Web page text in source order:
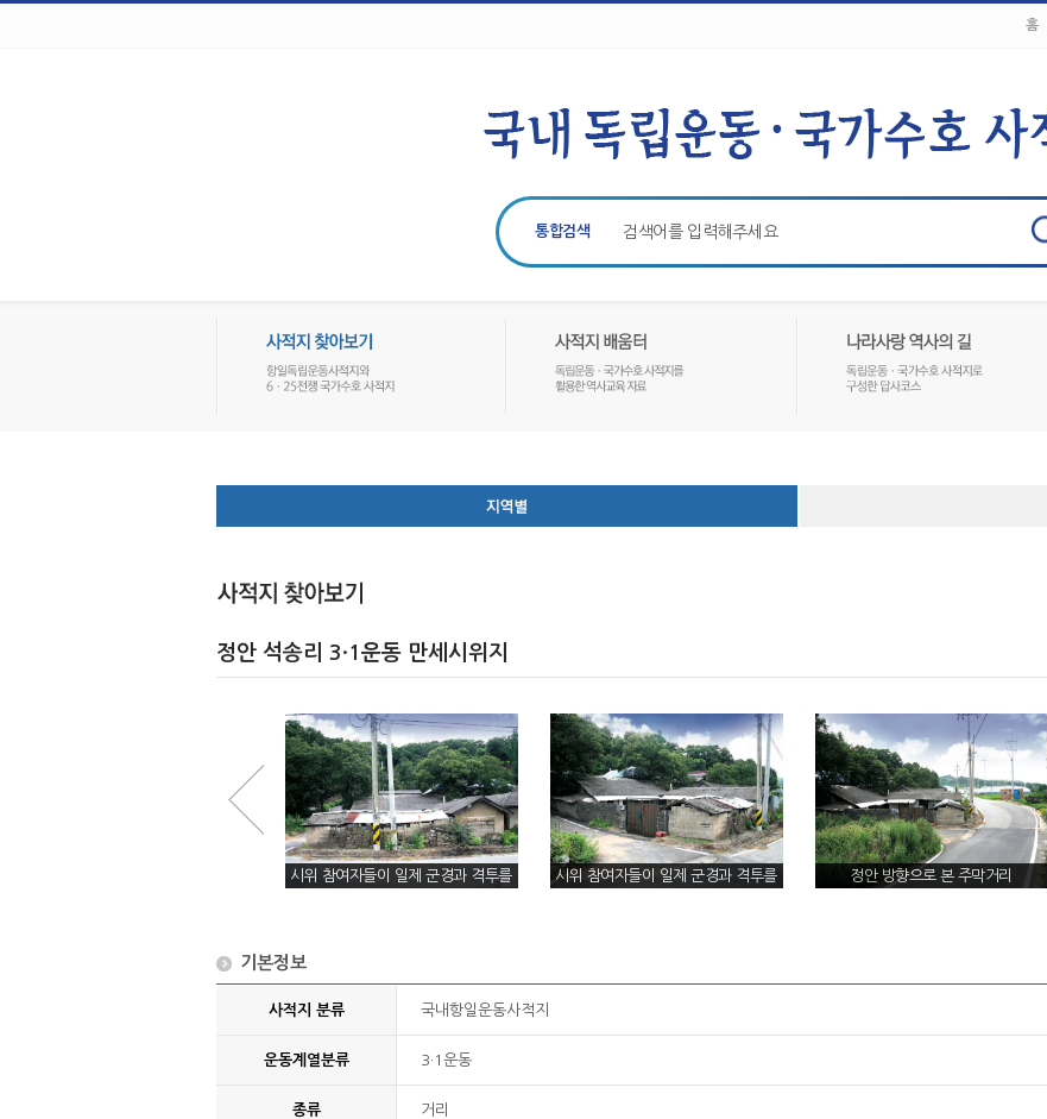
홈
통합검색
정안 석송리 3·1운동 만세시위지
시위 참여자들이 일제 군경과 격투를
시위 참여자들이 일제 군경과 격투를
정안 방향으로 본 주막거리
기본정보
사적지 분류 국내항일운동사적지
운동계열분류 3·1운동
종류 거리